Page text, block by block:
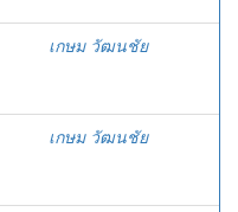
เกษม วัฒนชัย
เกษม วัฒนชัย